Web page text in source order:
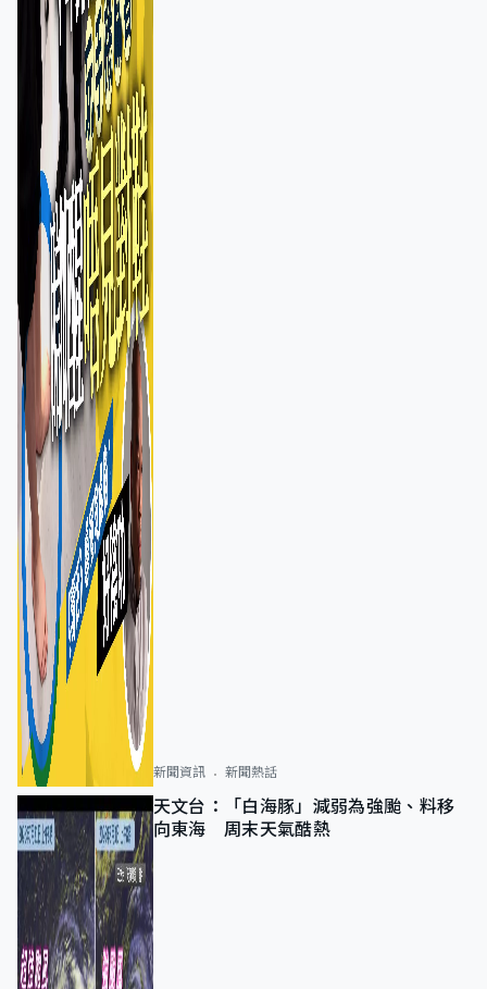
新聞資訊 新聞熱話
天文台：「白海豚」減弱為強颱、料移
向東海 周末天氣酷熱